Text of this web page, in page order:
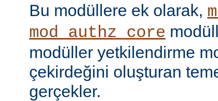
Bu modüllere ek olarak,
mod_authz_core
modüller yetkilendirme
çekirdeğini oluşturan
gerçekler.